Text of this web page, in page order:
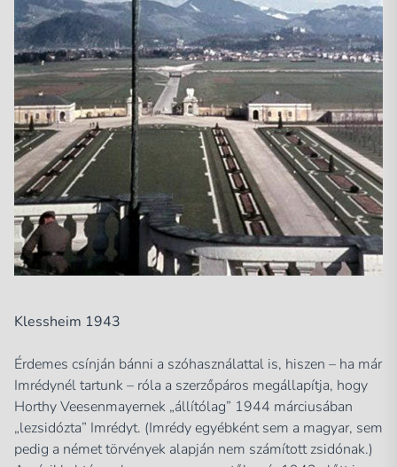
Klessheim 1943
Érdemes csínján bánni a szóhasználattal is, hiszen – ha már
Imrédynél tartunk – róla a szerzőpáros megállapítja, hogy
Horthy Veesenmayernek „állítólag” 1944 márciusában
„lezsidózta” Imrédyt. (Imrédy egyébként sem a magyar, sem
pedig a német törvények alapján nem számított zsidónak.)